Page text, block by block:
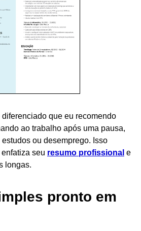
que eu recomendo
ao trabalho após uma pausa,
ou desemprego. Isso
seu resumo profissional e
longas.
pronto em